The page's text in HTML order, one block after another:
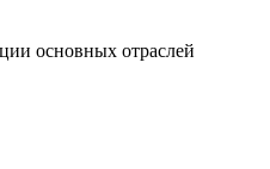
основных отраслей